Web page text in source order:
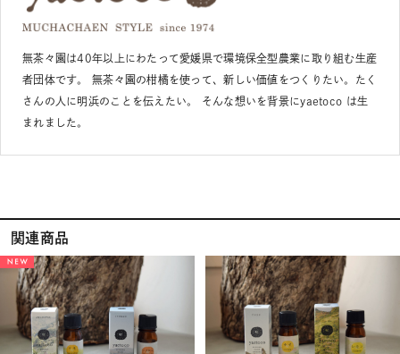
無茶々園は40年以上にわたって愛媛県で環境保全型農業に取り組む生産
者団体です。 無茶々園の柑橘を使って、新しい価値をつくりたい。たく
さんの人に明浜のことを伝えたい。 そんな想いを背景にyaetoco は生
まれました。
関連商品